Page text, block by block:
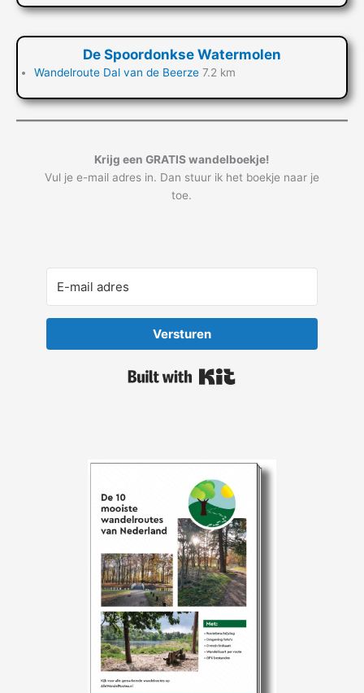
De Spoordonkse Watermolen
Wandelroute Dal van de Beerze 7.2 km
Krijg een GRATIS wandelboekje!
Vul je e-mail adres in. Dan stuur ik het boekje naar je
toe.
Versturen